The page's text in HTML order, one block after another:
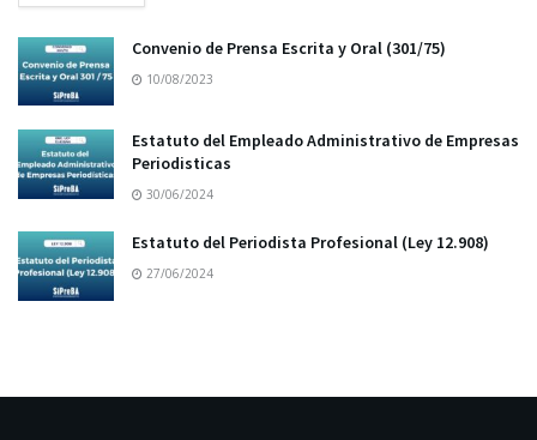
Convenio de Prensa Escrita y Oral (301/75)
10/08/2023
Estatuto del Empleado Administrativo de Empresas
Periodisticas
30/06/2024
Estatuto del Periodista Profesional (Ley 12.908)
27/06/2024